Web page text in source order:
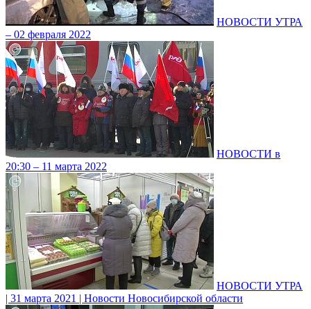
НОВОСТИ УТРА
– 02 февраля 2022
НОВОСТИ в
20:30 – 11 марта 2022
НОВОСТИ УТРА
| 31 марта 2021 | Новости Новосибирской области